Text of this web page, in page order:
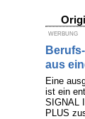
WERBUNG
aus
Eine
ist ein
SIGNAL
PLUS